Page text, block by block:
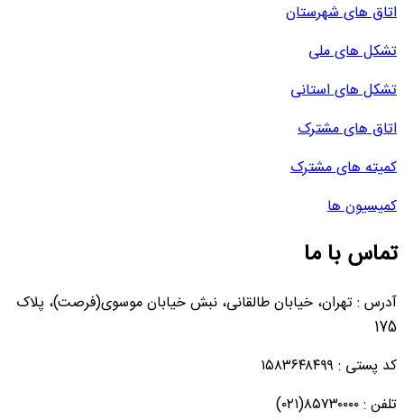
اتاق های شهرستان
تشکل های ملی
تشکل های استانی
اتاق های مشترک
کمیته های مشترک
کمیسیون ها
تماس با ما
آدرس : تهران، خیابان طالقانی، نبش خیابان موسوی(فرصت)، پلاک
175
کد پستی : ۱۵۸۳۶۴۸۴۹۹
تلفن : ۸۵۷۳۰۰۰۰(۰۲۱)